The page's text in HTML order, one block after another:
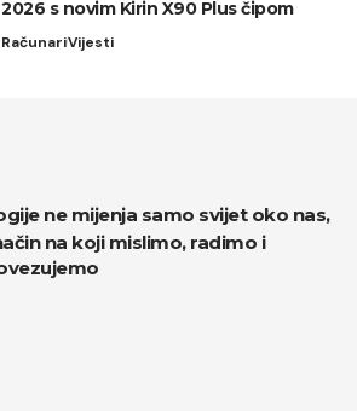
2026 s novim Kirin X90 Plus čipom
RačunariVijesti
na koji mislimo, radimo i